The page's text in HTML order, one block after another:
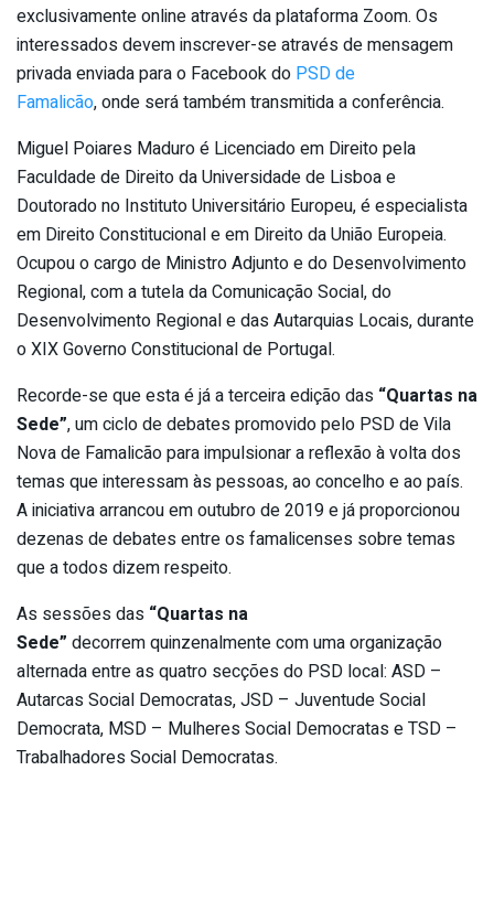
exclusivamente online através da plataforma Zoom. Os
interessados devem inscrever-se através de mensagem
privada enviada para o Facebook do PSD de
Famalicão, onde será também transmitida a conferência.
Miguel Poiares Maduro é Licenciado em Direito pela
Faculdade de Direito da Universidade de Lisboa e
Doutorado no Instituto Universitário Europeu, é especialista
em Direito Constitucional e em Direito da União Europeia.
Ocupou o cargo de Ministro Adjunto e do Desenvolvimento
Regional, com a tutela da Comunicação Social, do
Desenvolvimento Regional e das Autarquias Locais, durante
o XIX Governo Constitucional de Portugal.
Recorde-se que esta é já a terceira edição das “Quartas na
Sede”, um ciclo de debates promovido pelo PSD de Vila
Nova de Famalicão para impulsionar a reflexão à volta dos
temas que interessam às pessoas, ao concelho e ao país.
A iniciativa arrancou em outubro de 2019 e já proporcionou
dezenas de debates entre os famalicenses sobre temas
que a todos dizem respeito.
As sessões das “Quartas na
Sede” decorrem quinzenalmente com uma organização
alternada entre as quatro secções do PSD local: ASD –
Autarcas Social Democratas, JSD – Juventude Social
Democrata, MSD – Mulheres Social Democratas e TSD –
Trabalhadores Social Democratas.